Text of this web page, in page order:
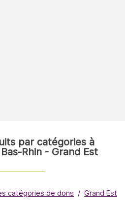
par catégories à
Rhin - Grand Est
catégories de dons Grand Est